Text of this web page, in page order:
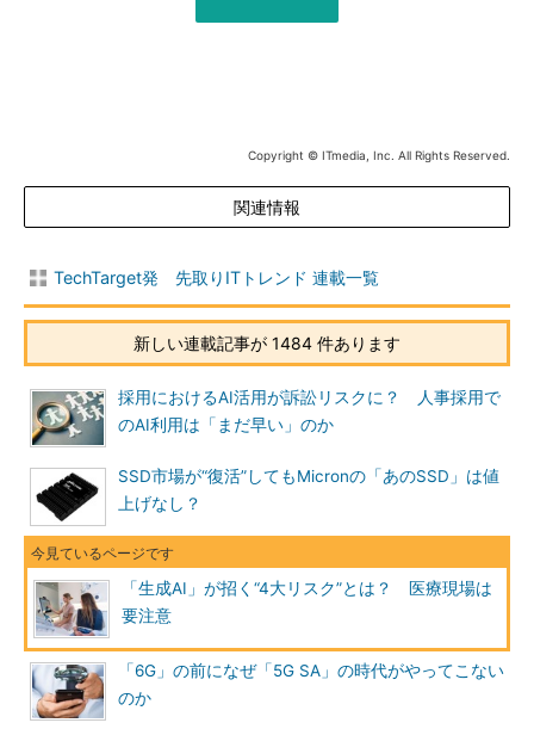
Copyright © ITmedia, Inc. All Rights Reserved.
関連情報
TechTarget発 先取りITトレンド 連載一覧
新しい連載記事が 1484 件あります
採用におけるAI活用が訴訟リスクに？ 人事採用で
のAI利用は「まだ早い」のか
SSD市場が“復活”してもMicronの「あのSSD」は値
上げなし？
「生成AI」が招く“4大リスク”とは？ 医療現場は
要注意
「6G」の前になぜ「5G SA」の時代がやってこない
のか